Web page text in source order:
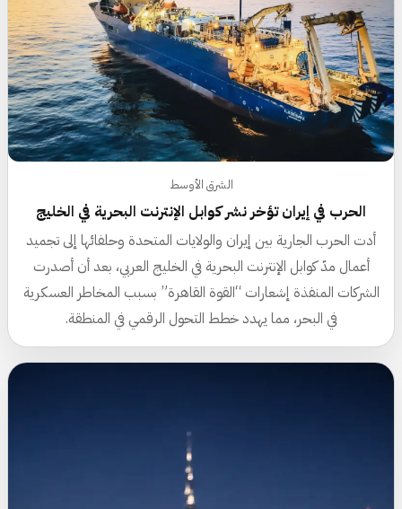
الشرق الأوسط
الحرب في إيران تؤخر نشر كوابل الإنترنت البحرية في الخليج
أدت الحرب الجارية بين إيران والولايات المتحدة وحلفائها إلى تجميد
أعمال مدّ كوابل الإنترنت البحرية في الخليج العربي، بعد أن أصدرت
الشركات المنفذة إشعارات “القوة القاهرة” بسبب المخاطر العسكرية
في البحر، مما يهدد خطط التحول الرقمي في المنطقة.